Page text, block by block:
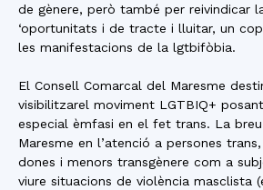
de gènere, però també per reivindicar
‘oportunitats i de tracte i lluitar, un
les manifestacions de la lgtbifòbia.
El Consell Comarcal del Maresme
visibilitzarel moviment LGTBIQ+
especial èmfasi en el fet trans. La
Maresme en l’atenció a persones
dones i menors transgènere com a
viure situacions de violència masclista